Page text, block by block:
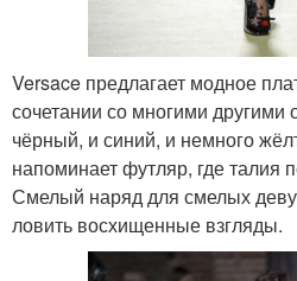
Versace предлагает модное
сочетании со многими другими
чёрный, и синий, и немного
напоминает футляр, где талия
Смелый наряд для смелых
ловить восхищенные взгляды.